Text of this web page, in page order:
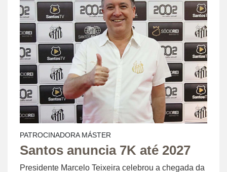
PATROCINADORA MÁSTER
Santos anuncia 7K até 2027
Presidente Marcelo Teixeira celebrou a chegada da